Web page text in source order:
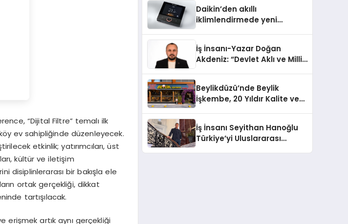
“Dijital Filtre” temalı ilk
ev sahipliğinde düzenleyecek.
etkinlik; yatırımcıları, üst
kültür ve iletişim
disiplinlerarası bir bakışla ele
ortak gerçekliği, dikkat
tartışılacak.
erişmek artık aynı gerçekliği
Daikin’den akıllı
iklimlendirmede yeni
İş İnsanı-Yazar Doğan
Akdeniz: “Devlet Aklı ve Milli
Beylikdüzü’nde Beylik
İşkembe, 20 Yıldır Kalite ve
İş İnsanı Seyithan Hanoğlu
Türkiye’yi Uluslararası